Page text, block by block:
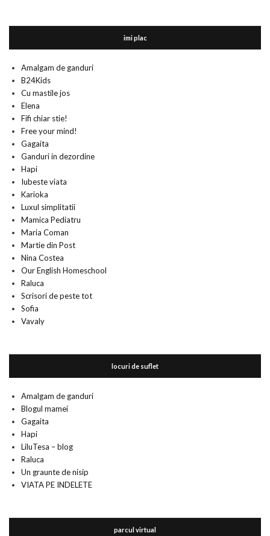
imi plac
Amalgam de ganduri
B24Kids
Cu mastile jos
Elena
Fifi chiar stie!
Free your mind!
Gagaita
Ganduri in dezordine
Hapi
Iubeste viata
Karioka
Luxul simplitatii
Mamica Pediatru
Maria Coman
Martie din Post
Nina Costea
Our English Homeschool
Raluca
Scrisori de peste tot
Sofia
Vavaly
locuri de suflet
Amalgam de ganduri
Blogul mamei
Gagaita
Hapi
LiluTesa – blog
Raluca
Un graunte de nisip
VIATA PE INDELETE
parcul virtual